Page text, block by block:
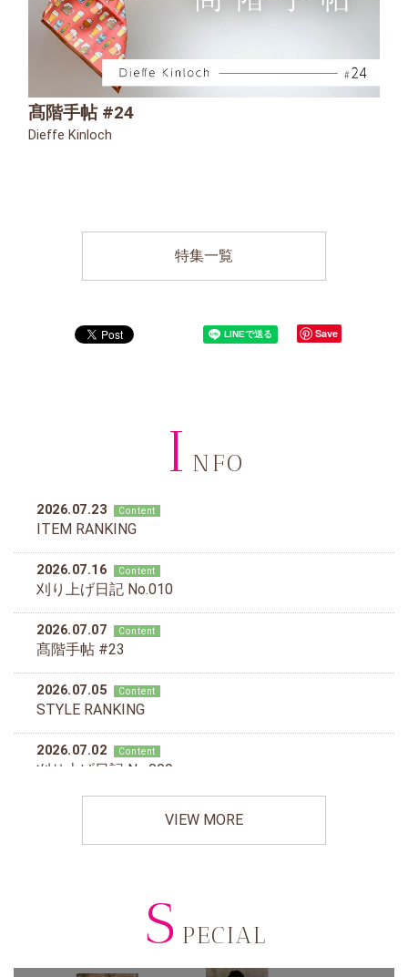
髙階手帖 #24
Dieffe Kinloch
特集一覧
Save
I NFO
VIEW MORE
S PECIAL